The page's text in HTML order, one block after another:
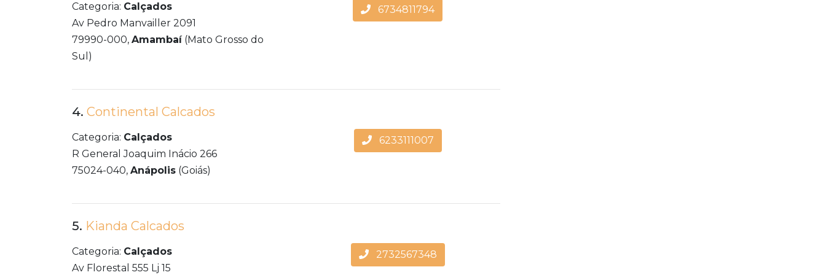
Categoria: Calçados
Av Pedro Manvailler 2091
79990-000, Amambaí(Mato Grosso do
Sul)
6734811794
4. Continental Calcados
Categoria: Calçados
R General Joaquim Inácio 266
75024-040, Anápolis (Goiás)
6233111007
5. Kianda Calcados
Categoria: Calçados
Av Florestal 555 Lj 15
2732567348